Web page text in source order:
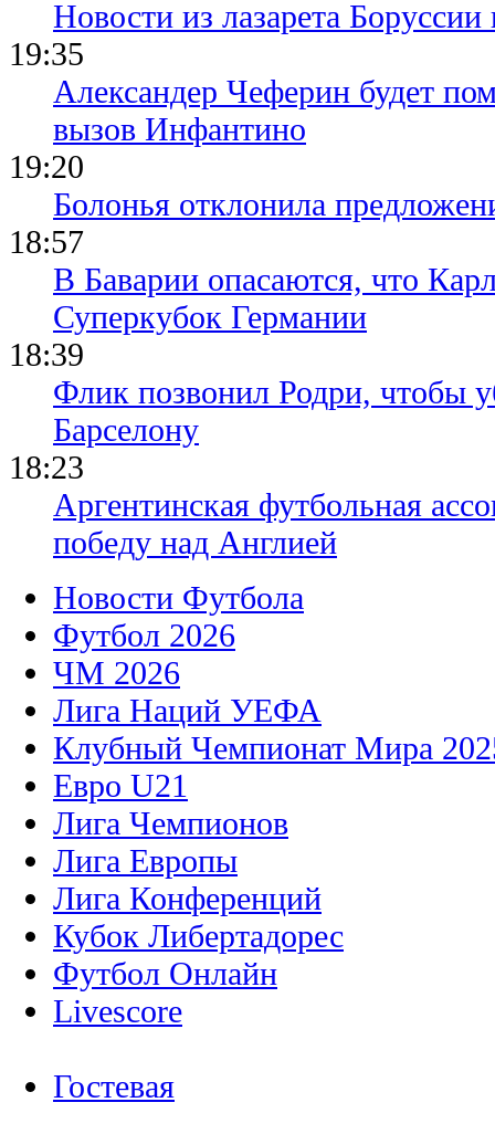
Новости из лазарета
19:35
Александер Чеферин будет
вызов Инфантино
19:20
Болонья отклонила
18:57
В Баварии опасаются, что
Суперкубок Германии
18:39
Флик позвонил Родри, чтобы
Барселону
18:23
Аргентинская футбольная
победу над Англией
Новости Футбола
Футбол 2026
ЧМ 2026
Лига Наций УЕФА
Клубный Чемпионат Мира
Евро U21
Лига Чемпионов
Лига Европы
Лига Конференций
Кубок Либертадорес
Футбол Онлайн
Livescore
Гостевая